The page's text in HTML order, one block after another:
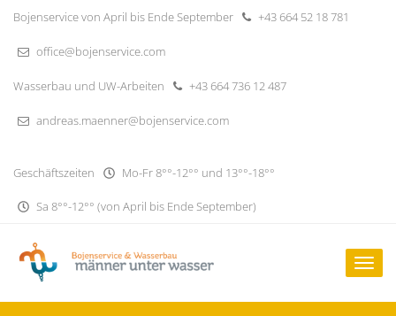
Bojenservice von April bis Ende September +43 664 52 18 781
office@bojenservice.com
Wasserbau und UW-Arbeiten +43 664 736 12 487
andreas.maenner@bojenservice.com
Geschäftszeiten Mo-Fr 8°°-12°° und 13°°-18°°
Sa 8°°-12°° (von April bis Ende September)